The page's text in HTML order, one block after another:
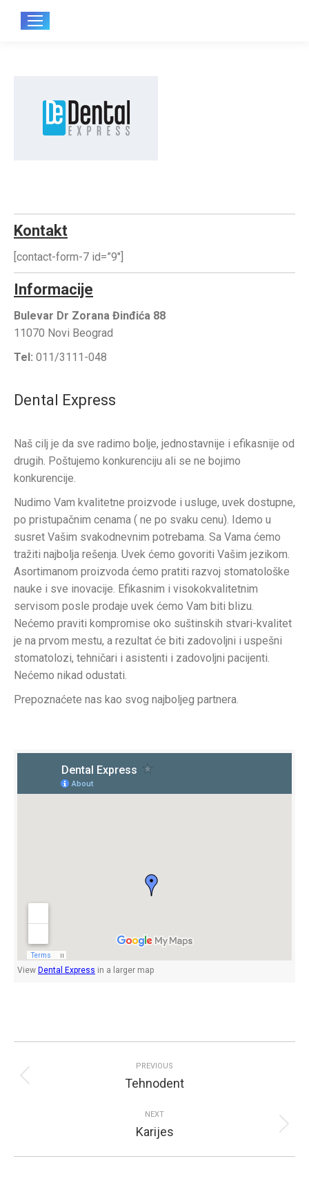
Kontakt
[contact-form-7 id=”9″]
Informacije
Bulevar Dr Zorana Đinđića 88
11070 Novi Beograd
Tel: 011/3111-048
Dental Express
Naš cilj je da sve radimo bolje, jednostavnije i efikasnije od
drugih. Poštujemo konkurenciju ali se ne bojimo
konkurencije.
Nudimo Vam kvalitetne proizvode i usluge, uvek dostupne,
po pristupačnim cenama ( ne po svaku cenu). Idemo u
susret Vašim svakodnevnim potrebama. Sa Vama ćemo
tražiti najbolja rešenja. Uvek ćemo govoriti Vašim jezikom.
Asortimanom proizvoda ćemo pratiti razvoj stomatološke
nauke i sve inovacije. Efikasnim i visokokvalitetnim
servisom posle prodaje uvek ćemo Vam biti blizu.
Nećemo praviti kompromise oko suštinskih stvari-kvalitet
je na prvom mestu, a rezultat će biti zadovoljni i uspešni
stomatolozi, tehničari i asistenti i zadovoljni pacijenti.
Nećemo nikad odustati.
Prepoznaćete nas kao svog najboljeg partnera.
View Dental Express in a larger map
navigation
PREVIOUS
Previous
Tehnodent
NEXT
Next
Karijes